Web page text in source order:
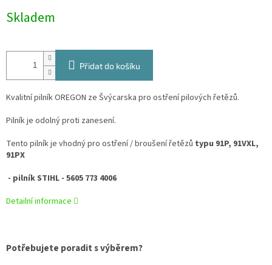
cena:
Skladem
Přidat do košíku
Kvalitní pilník OREGON ze Švýcarska pro ostření pilových řetězů.
Pilník je odolný proti zanesení.
Tento pilník je vhodný pro ostření / broušení řetězů typu 91P, 91VXL,
91PX
- pilník STIHL - 5605 773 4006
Detailní informace
Potřebujete poradit s výběrem?